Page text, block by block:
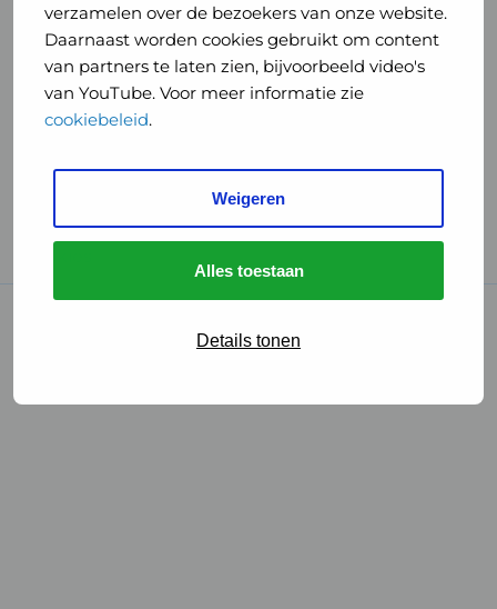
verzamelen over de bezoekers van onze website.
Daarnaast worden cookies gebruikt om content
van partners te laten zien, bijvoorbeeld video's
van YouTube. Voor meer informatie zie
cookiebeleid.
Weigeren
Alles toestaan
Details tonen
GHOR
Nederland
GHOR
Nederland
GGD Reizen op social media
GGD Reizen
GGD Reisvaccinaties